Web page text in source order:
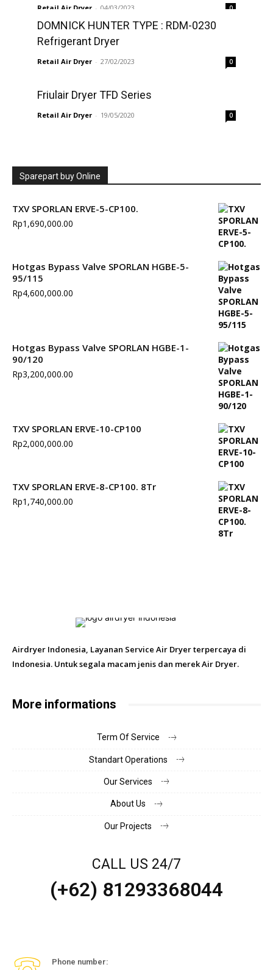
Retail Air Dryer - 04/03/2023 0
DOMNICK HUNTER TYPE : RDM-0230
Refrigerant Dryer
Retail Air Dryer - 27/02/2023 0
Friulair Dryer TFD Series
Retail Air Dryer - 19/05/2020 0
Sparepart buy Online
TXV SPORLAN ERVE-5-CP100.
Rp1,690,000.00
Hotgas Bypass Valve SPORLAN HGBE-5-
95/115
Rp4,600,000.00
Hotgas Bypass Valve SPORLAN HGBE-1-
90/120
Rp3,200,000.00
TXV SPORLAN ERVE-10-CP100
Rp2,000,000.00
TXV SPORLAN ERVE-8-CP100. 8Tr
Rp1,740,000.00
Airdryer Indonesia, Layanan Service Air Dryer terpercaya di
Indonesia. Untuk segala macam jenis dan merek Air Dryer.
More informations
Term Of Service
Standart Operations
Our Services
About Us
Our Projects
CALL US 24/7
(+62) 81293368044
Phone number: